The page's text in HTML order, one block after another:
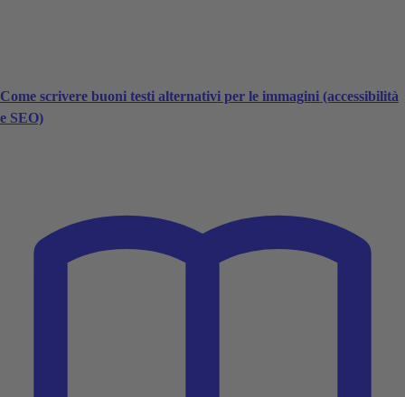
Come scrivere buoni testi alternativi per le immagini (accessibilità
e SEO)